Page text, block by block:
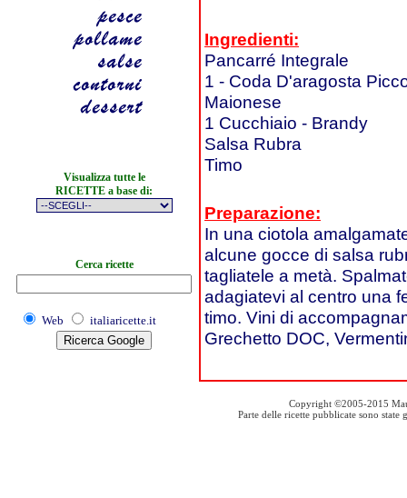
Visualizza tutte le
RICETTE a base di:
Cerca ricette
Web italiaricette.it
Ingredienti:
Pancarré Integrale
1 - Coda D'aragosta
Maionese
1 Cucchiaio - Brandy
Salsa Rubra
Timo
Preparazione:
In una ciotola
alcune gocce di salsa
tagliatele a metà.
adagiatevi al centro una
timo. Vini di
Grechetto DOC,
Copyright ©2005-2015
Parte delle ricette pubblicate sono state